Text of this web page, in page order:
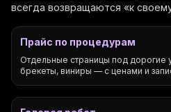
всегда возвращаются «к
Прайс по процедурам
Отдельные страницы под дорогие
брекеты, виниры — с ценами и